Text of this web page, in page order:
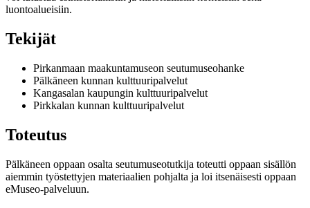
luontoalueisiin.
Tekijät
Pirkanmaan maakuntamuseon seutumuseohanke
Pälkäneen kunnan kulttuuripalvelut
Kangasalan kaupungin kulttuuripalvelut
Pirkkalan kunnan kulttuuripalvelut
Toteutus
Pälkäneen oppaan osalta seutumuseotutkija toteutti oppaan sisällön
aiemmin työstettyjen materiaalien pohjalta ja loi itsenäisesti oppaan
eMuseo-palveluun.